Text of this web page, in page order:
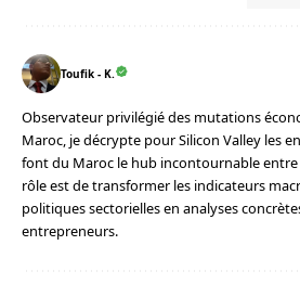
Toufik - K.
Observateur privilégié des mutations
Maroc, je décrypte pour Silicon Valley les
font du Maroc le hub incontournable
rôle est de transformer les indicateurs
politiques sectorielles en analyses
entrepreneurs.